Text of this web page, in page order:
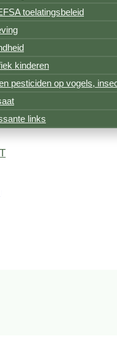
toelatingsbeleid
kinderen
pesticiden op vogels,
links